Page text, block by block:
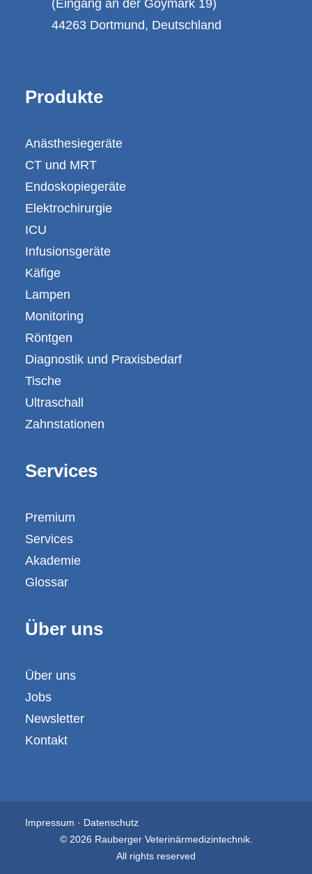
(Eingang an der Goymark 19)
44263 Dortmund, Deutschland
Produkte
Anästhesiegeräte
CT und MRT
Endoskopiegeräte
Elektrochirurgie
ICU
Infusionsgeräte
Käfige
Lampen
Monitoring
Röntgen
Diagnostik und Praxisbedarf
Tische
Ultraschall
Zahnstationen
Services
Premium
Services
Akademie
Glossar
Über uns
Über uns
Jobs
Newsletter
Kontakt
Impressum · Datenschutz
© 2026 Rauberger Veterinärmedizintechnik.
All rights reserved